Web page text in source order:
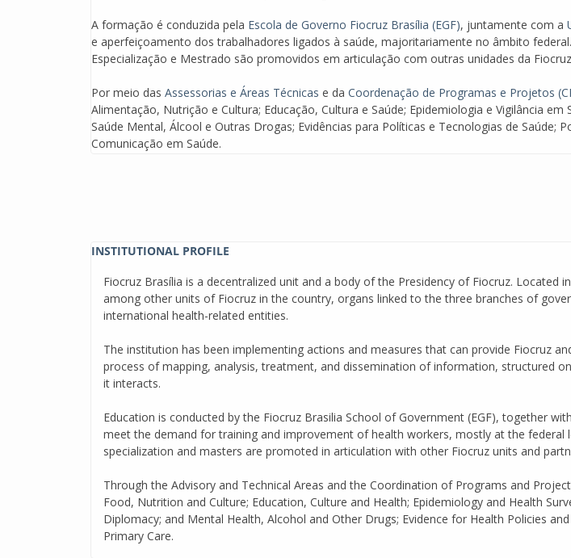
A formação é conduzida pela Escola de Governo Fiocruz Brasília (EGF), juntamente com a
e aperfeiçoamento dos trabalhadores ligados à saúde, majoritariamente no âmbito
Especialização e Mestrado são promovidos em articulação com outras unidades da
Por meio das Assessorias e Áreas Técnicas e da Coordenação de Programas e Projetos
Alimentação, Nutrição e Cultura; Educação, Cultura e Saúde; Epidemiologia e Vigilância
Saúde Mental, Álcool e Outras Drogas; Evidências para Políticas e Tecnologias de Saúde;
Comunicação em Saúde.
INSTITUTIONAL PROFILE
Fiocruz Brasília is a decentralized unit and a body of the Presidency of Fiocruz.
among other units of Fiocruz in the country, organs linked to the three branches of
international health-related entities.
The institution has been implementing actions and measures that can provide Fiocruz
process of mapping, analysis, treatment, and dissemination of information, structured
it interacts.
Education is conducted by the Fiocruz Brasilia School of Government (EGF), together
meet the demand for training and improvement of health workers, mostly at the
specialization and masters are promoted in articulation with other Fiocruz units and
Through the Advisory and Technical Areas and the Coordination of Programs and
Food, Nutrition and Culture; Education, Culture and Health; Epidemiology and Health
Diplomacy; and Mental Health, Alcohol and Other Drugs; Evidence for Health Policies
Primary Care.